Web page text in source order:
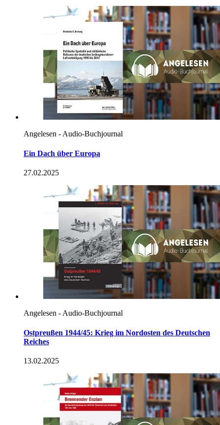
Angelesen - Audio-Buchjournal
Ein Dach über Europa
27.02.2025
Angelesen - Audio-Buchjournal
Ostpreußen 1944/45: Krieg im Nordosten des Deutschen
Reiches
13.02.2025